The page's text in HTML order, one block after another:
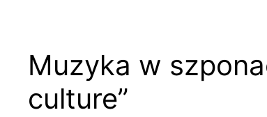
Muzyka w
culture”